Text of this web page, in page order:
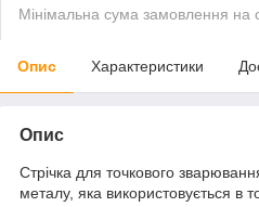
Мінімальна сума замовлення на
Опис Характеристики
Опис
Стрічка для точкового
металу, яка використовується в